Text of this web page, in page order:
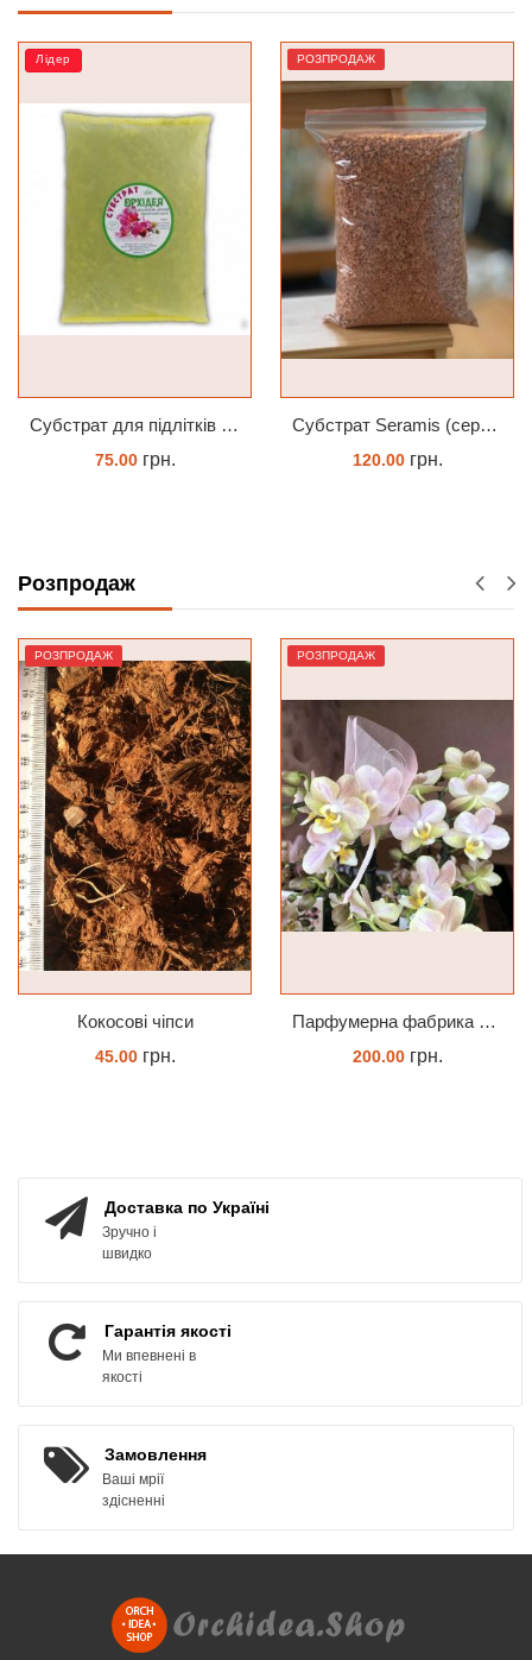
Лідер
Субстрат для підлітків орхідей 2л
75.00грн.
РОЗПРОДАЖ
Субстрат Seramis (серамис) універсальний - гранульована глина стандартного разміра для всіх рослин 1 л
120.00грн.
Розпродаж
РОЗПРОДАЖ
Кокосові чіпси
45.00грн.
РОЗПРОДАЖ
Парфумерна фабрика Valkion 9102 1.7 (торфстакан) реанімашка
200.00грн.
Доставка по Україні
Зручно і
швидко
Гарантія якості
Ми впевнені в
якості
Замовлення
Ваші мрії
здісненні